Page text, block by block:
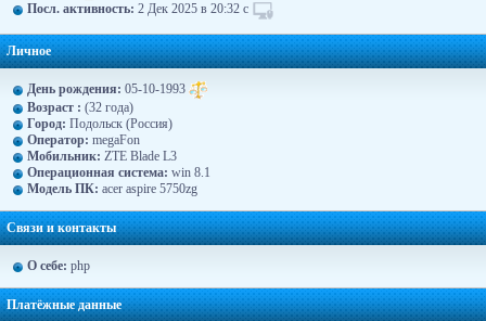
Посл. активность: 2 Дек 2025 в 20:32 с
Личное
День рождения: 05-10-1993
Возраст : (32 года)
Город: Подольск (Россия)
Оператор: megaFon
Moбильник: ZTE Blade L3
Операционная система: win 8.1
Модель ПК: acer aspire 5750zg
Связи и контакты
О себе: php
Платёжные данные